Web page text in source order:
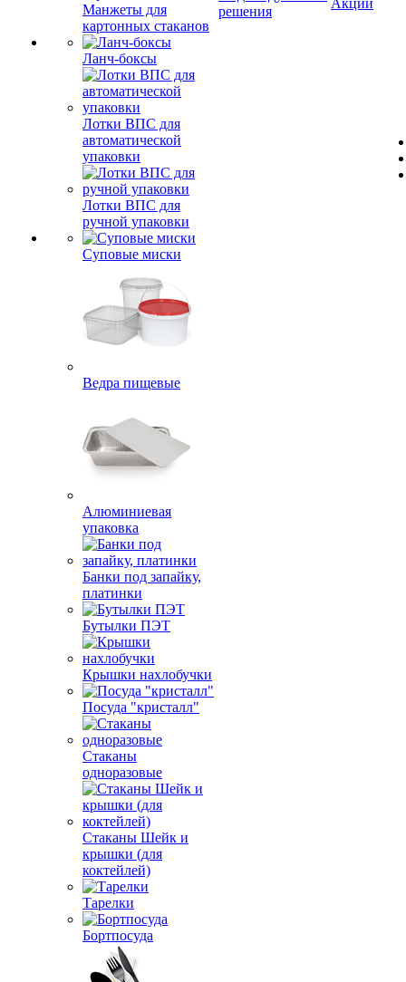
Манжеты для
картонных стаканов
Ланч-боксы
Лотки ВПС для
автоматической
упаковки
Лотки ВПС для
ручной упаковки
Суповые миски
Ведра пищевые
Алюминиевая
упаковка
Банки под запайку,
платинки
Бутылки ПЭТ
Крышки нахлобучки
Посуда "кристалл"
Стаканы
одноразовые
Стаканы Шейк и
крышки (для
коктейлей)
Тарелки
Бортпосуда
решения
Акции